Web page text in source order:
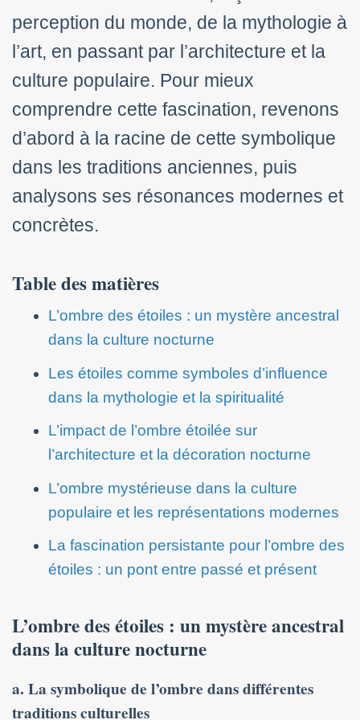
perception du monde, de la mythologie à
l’art, en passant par l’architecture et la
culture populaire. Pour mieux
comprendre cette fascination, revenons
d’abord à la racine de cette symbolique
dans les traditions anciennes, puis
analysons ses résonances modernes et
concrètes.
Table des matières
L’ombre des étoiles : un mystère ancestral
dans la culture nocturne
Les étoiles comme symboles d’influence
dans la mythologie et la spiritualité
L’impact de l’ombre étoilée sur
l’architecture et la décoration nocturne
L’ombre mystérieuse dans la culture
populaire et les représentations modernes
La fascination persistante pour l’ombre des
étoiles : un pont entre passé et présent
L’ombre des étoiles : un mystère ancestral
dans la culture nocturne
a. La symbolique de l’ombre dans différentes
traditions culturelles